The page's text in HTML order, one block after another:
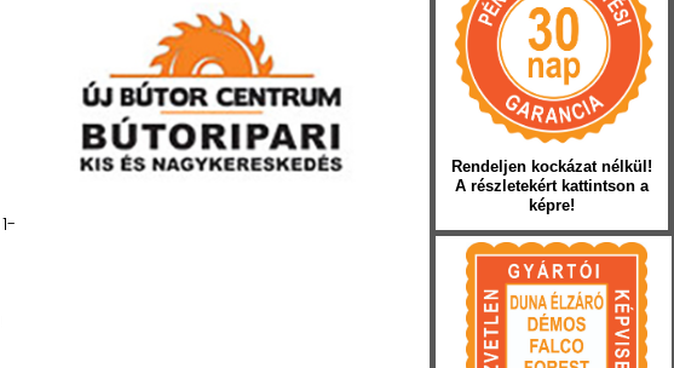
1-
Rendeljen kockázat nélkül!
A részletekért kattintson a
képre!